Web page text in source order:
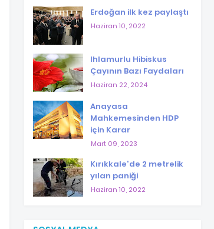
Erdoğan ilk kez paylaştı
Haziran 10, 2022
Ihlamurlu Hibiskus
Çayının Bazı Faydaları
Haziran 22, 2024
Anayasa
Mahkemesinden HDP
için Karar
Mart 09, 2023
Kırıkkale'de 2 metrelik
yılan paniği
Haziran 10, 2022